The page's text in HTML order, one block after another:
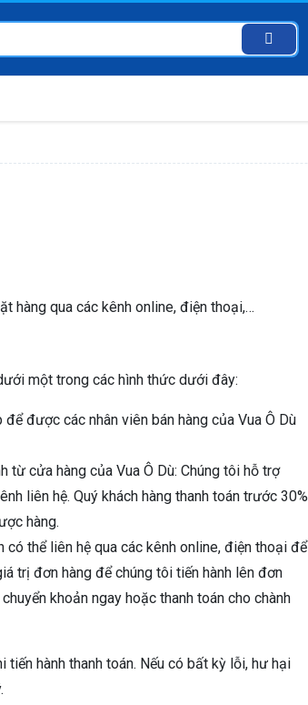
hàng qua các kênh online, điện thoại,…
một trong các hình thức dưới đây:
được các nhân viên bán hàng của Vua Ô Dù
từ cửa hàng của Vua Ô Dù: Chúng tôi hỗ trợ
liên hệ. Quý khách hàng thanh toán trước 30%
hàng.
có thể liên hệ qua các kênh online, điện thoại để
trị đơn hàng để chúng tôi tiến hành lên đơn
khoản ngay hoặc thanh toán cho chành
hành thanh toán. Nếu có bất kỳ lỗi, hư hại